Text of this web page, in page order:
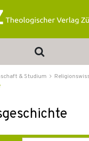
& Studium